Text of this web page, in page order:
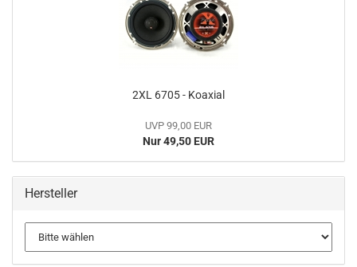
2XL 6705 - Koaxial
UVP 99,00 EUR
Nur 49,50 EUR
Hersteller